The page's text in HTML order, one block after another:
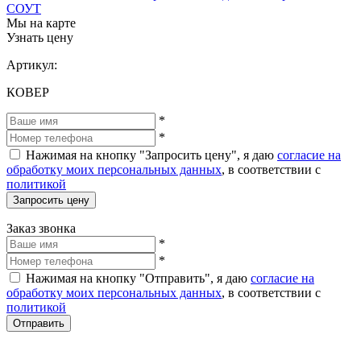
СОУТ
Мы на карте
Узнать цену
Артикул:
КОВЕР
*
*
Нажимая на кнопку "Запросить цену", я даю согласие на
обработку моих персональных данных, в соответствии с
политикой
Запросить цену
Заказ звонка
*
*
Нажимая на кнопку "Отправить", я даю согласие на
обработку моих персональных данных, в соответствии с
политикой
Отправить